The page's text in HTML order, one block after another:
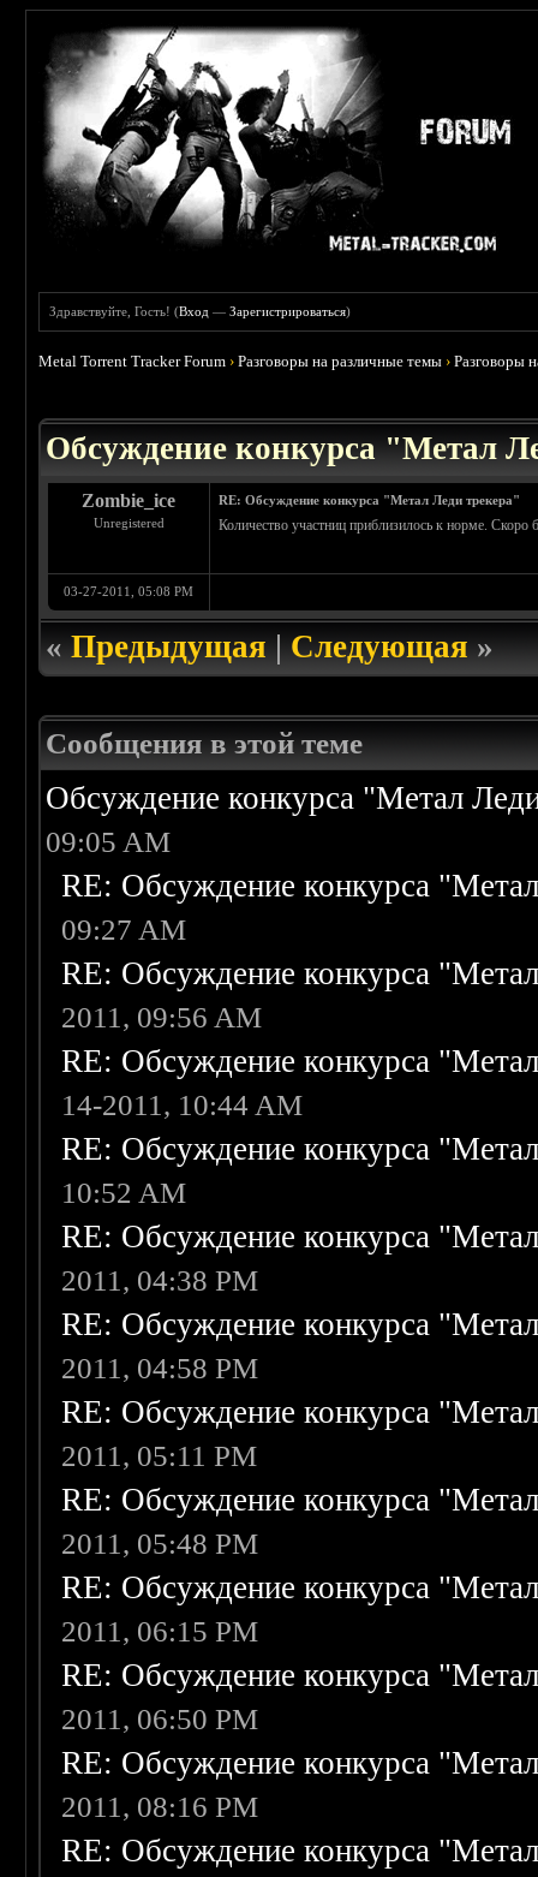
Здравствуйте, Гость! (Вход —Зарегистрироваться)
Metal Torrent Tracker Forum ›Разговоры на различные темы ›Разговоры
Обсуждение конкурса "Метал
Zombie_ice
Unregistered
RE: Обсуждение конкурса "Метал Леди трекера"
Количество участниц приблизилось к норме. Скоро
03-27-2011, 05:08 PM
«Предыдущая|Следующая»
Сообщения в этой теме
Обсуждение конкурса "Метал
09:05 AM
RE: Обсуждение конкурса
09:27 AM
RE: Обсуждение конкурса
2011, 09:56 AM
RE: Обсуждение конкурса
14-2011, 10:44 AM
RE: Обсуждение конкурса
10:52 AM
RE: Обсуждение конкурса
2011, 04:38 PM
RE: Обсуждение конкурса
2011, 04:58 PM
RE: Обсуждение конкурса
2011, 05:11 PM
RE: Обсуждение конкурса
2011, 05:48 PM
RE: Обсуждение конкурса
2011, 06:15 PM
RE: Обсуждение конкурса
2011, 06:50 PM
RE: Обсуждение конкурса
2011, 08:16 PM
RE: Обсуждение конкурса